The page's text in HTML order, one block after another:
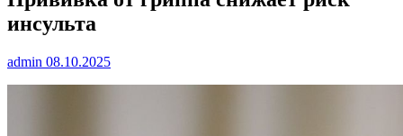
инсульта
admin 08.10.2025